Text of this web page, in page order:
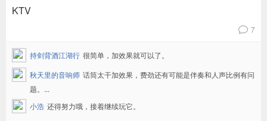
KTV
v 7
持剑背酒江湖行 很简单，加效果就可以了。
秋天里的音响师 话筒太干加效果，费劲还有可能是伴奏和人声比例有问
题。...
小浩 还得努力哦，接着继续玩它。